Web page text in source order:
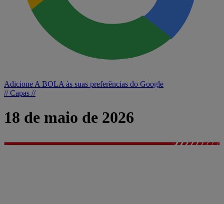
Adicione A BOLA às suas preferências do Google
// Capas //
18 de maio de 2026